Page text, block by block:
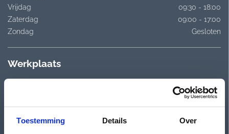
Toestemming Details Over
Vrijdag
09:30 - 18:00
Zaterdag
09:00 - 17:00
Zondag
Gesloten
Werkplaats
Plan je route